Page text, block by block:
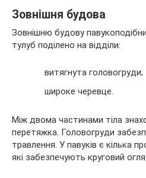
Зовнішня будова
Зовнішню будову
тулуб поділено на відділи:
витягнута головогруди;
широке черевце.
Між двома частинами тіла
перетяжка. Головогруди
травлення. У павуків є кілька
які забезпечують круговий